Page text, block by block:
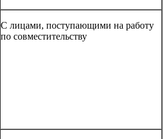
С лицами, поступающими на работу
по совместительству